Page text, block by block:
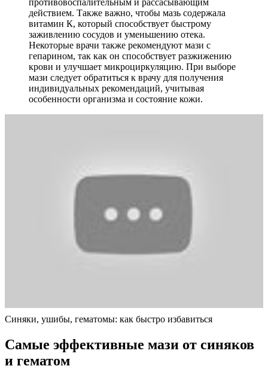
противовоспалительным и рассасывающим
действием. Также важно, чтобы мазь содержала
витамин К, который способствует быстрому
заживлению сосудов и уменьшению отека.
Некоторые врачи также рекомендуют мази с
гепарином, так как он способствует разжижению
крови и улучшает микроциркуляцию. При выборе
мази следует обратиться к врачу для получения
индивидуальных рекомендаций, учитывая
особенности организма и состояние кожи.
Синяки, ушибы, гематомы: как быстро избавиться
Самые эффективные мази от синяков
и гематом